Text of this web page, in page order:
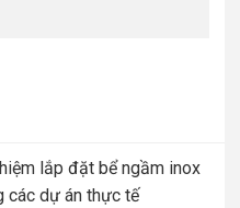
lắp đặt bể ngầm inox
các dự án thực tế